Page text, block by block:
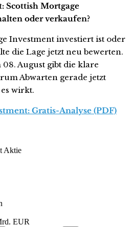
Scottish Mortgage
oder verkaufen?
Investment investiert ist oder
die Lage jetzt neu bewerten.
August gibt die klare
Abwarten gerade jetzt
wirkt.
Gratis-Analyse (PDF)
Aktie
EUR